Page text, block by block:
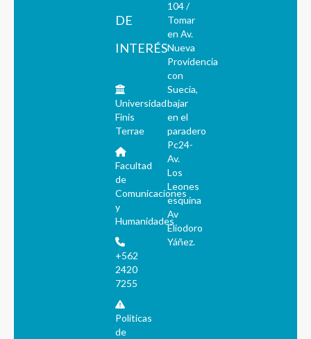
DE
INTERÉS
Universidad
Finis
Terrae
Facultad
de
Comunicaciones
y
Humanidades
+562
2420
7255
Políticas
de
104 /
Tomar
en Av.
Nueva
Providencia
con
Suecia,
bajar
en el
paradero
Pc24-
Av.
Los
Leones
esquina
Av
Eliodoro
Yáñez.